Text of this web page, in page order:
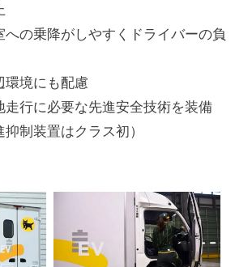
への乗降がしやすくドライバーの負
環境にも配慮
走行に必要な先進安全技術を装備
抑制装置はクラス初）